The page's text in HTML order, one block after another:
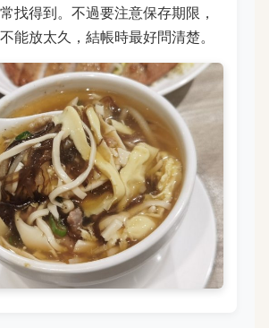
找得到。不過要注意保存期限，
能放太久，結帳時最好問清楚。